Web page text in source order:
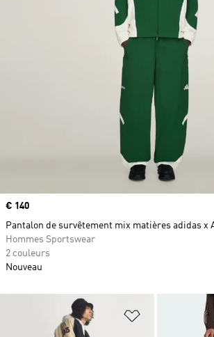
Ajouter à la
Prix
€ 140
Pantalon de survêtement mix matières adidas x
Hommes Sportswear
2 couleurs
Nouveau